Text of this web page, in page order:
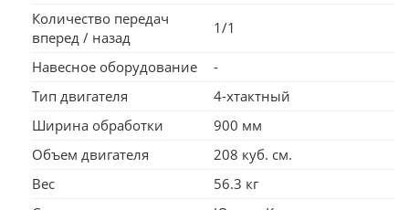
Количество передач
вперед / назад
1/1
Навесное оборудование
-
Тип двигателя
4-хтактный
Ширина обработки
900 мм
Объем двигателя
208 куб. см.
Вес
56.3 кг